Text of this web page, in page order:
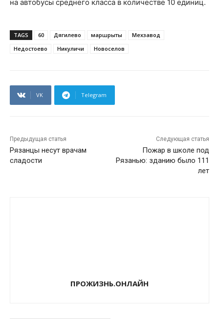
на автобусы среднего класса в количестве 10 единиц.
TAGS 60 Дягилево маршрыты
Мехзавод
Недостоево
Никуличи Новоселов
VK Telegram
Предыдущая статья
Рязанцы несут врачам
сладости
Следующая статья
Пожар в школе под
Рязанью: зданию было 111
лет
ПРОЖИЗНЬ.ОНЛАЙН